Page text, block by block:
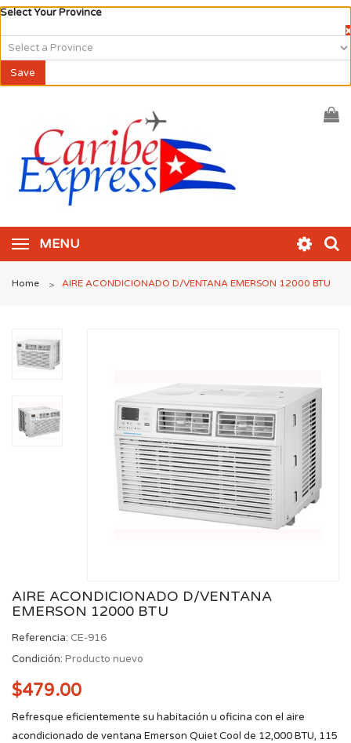
Select Your Province
×
Save
MENU
Home > AIRE ACONDICIONADO D/VENTANA EMERSON 12000 BTU
AIRE ACONDICIONADO D/VENTANA
EMERSON 12000 BTU
Referencia: CE-916
Condición: Producto nuevo
$479.00
Refresque eficientemente su habitación u oficina con el aire
acondicionado de ventana Emerson Quiet Cool de 12,000 BTU, 115